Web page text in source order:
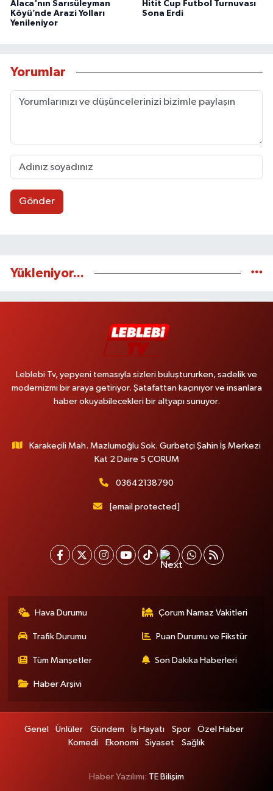
Alaca'nın Sarısüleyman
Köyü’nde Arazi Yolları
Yenileniyor
Hitit Cup Futbol Turnuvası
Sona Erdi
Yorumlar
Gönder
Yükleniyor...
Leblebi Tv, yepyeni temasıyla sizleri buluştururken, sadelik ve
modernizmi bir araya getiriyor. Şatafattan kaçınıyor ve insanlara
haber okuyabilecekleri bir altyapı sunuyor.
Karakeçili Mah. Mazlumoğlu Sok. Gurbetçi Şahin İş Merkezi
Kat 2 Daire 5 ÇORUM
03642138790
[email protected]
Hava Durumu Çorum Namaz Vakitleri
Trafik Durumu Puan Durumu ve Fikstür
Tüm Manşetler Son Dakika Haberleri
Haber Arşivi
Genel Ünlüler Gündem İş Hayatı Spor
Özel Haber
Komedi
Ekonomi Siyaset Sağlık
Haber Yazılımı: TE Bilişim